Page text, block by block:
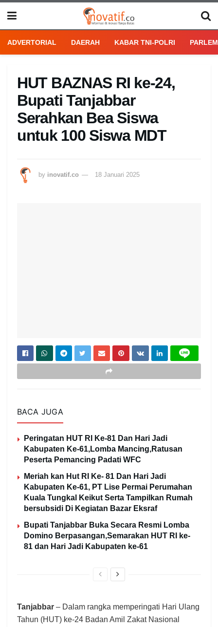
ADVERTORIAL DAERAH KABAR TNI-POLRI
HUT BAZNAS RI ke-24,
Bupati Tanjabbar
Serahkan Bea Siswa
untuk 100 Siswa MDT
by inovatif.co 18 Januari 2025
BACA JUGA
Peringatan HUT RI Ke-81 Dan Hari Jadi
Kabupaten Ke-61,Lomba Mancing,Ratusan
Peserta Pemancing Padati WFC
Meriah kan Hut RI Ke- 81 Dan Hari Jadi
Kabupaten Ke-61, PT Lise Permai Perumahan
Kuala Tungkal Keikut Serta Tampilkan Rumah
bersubsidi Di Kegiatan Bazar Eksraf
Bupati Tanjabbar Buka Secara Resmi Lomba
Domino Berpasangan,Semarakan HUT RI ke-
81 dan Hari Jadi Kabupaten ke-61
Tanjabbar – Dalam rangka memperingati Hari Ulang
Tahun (HUT) ke-24 Badan Amil Zakat Nasional